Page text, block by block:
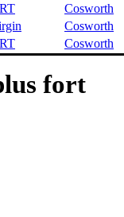
Cosworth
Cosworth
Cosworth
fort